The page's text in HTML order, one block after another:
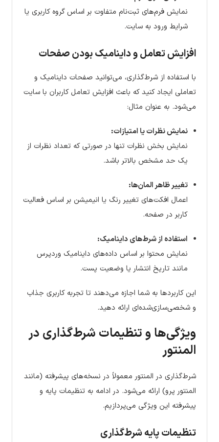
نمایش فرم‌های ثبت‌نام متفاوت بر اساس گروه کاربری یا
شرایط ورود به سایت.
افزایش تعامل و داینامیک بودن صفحات
با استفاده از شرط‌گذاری، می‌توانید صفحات داینامیک و
تعاملی ایجاد کنید که باعث افزایش تعامل کاربران با سایت
می‌شود. به عنوان مثال:
نمایش نظرات یا امتیازات:
نمایش بخش نظرات تنها در صورتی که تعداد نظرات از
یک حد مشخص بالاتر باشد.
تغییر ظاهر المان‌ها:
اعمال افکت‌های تغییر رنگ یا انیمیشن بر اساس فعالیت
کاربر در صفحه.
استفاده از شرط‌های داینامیک:
نمایش محتوا بر اساس داده‌های داینامیک وردپرس
مانند تاریخ انتشار یا وضعیت پست.
این کاربردها به شما اجازه می‌دهند تا تجربه کاربری جذاب
و شخصی‌سازی‌شده‌ای ارائه دهید.
ویژگی‌ها و تنظیمات شرط‌گذاری در
المنتور
شرط‌گذاری در المنتور معمولاً در نسخه‌های پیشرفته (مانند
المنتور پرو) ارائه می‌شود. در ادامه به تنظیمات پایه و
پیشرفته این ویژگی می‌پردازیم.
تنظیمات پایه شرط‌گذاری